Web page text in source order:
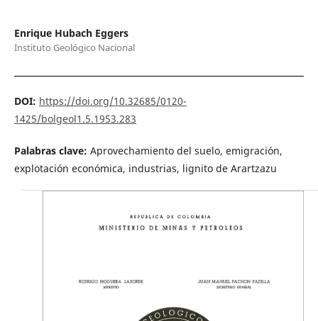
Enrique Hubach Eggers
Instituto Geológico Nacional
DOI: https://doi.org/10.32685/0120-
1425/bolgeol1.5.1953.283
Palabras clave: Aprovechamiento del suelo, emigración,
explotación económica, industrias, lignito de Arartzazu